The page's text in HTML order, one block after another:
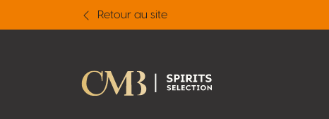
Retour au site